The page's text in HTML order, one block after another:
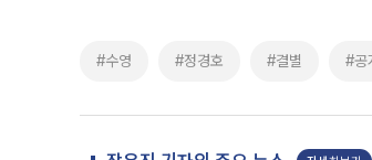
#수영 #정경호 #결별 #공